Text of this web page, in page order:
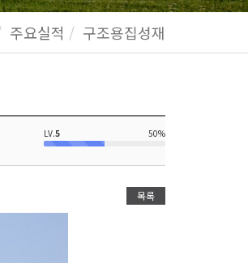
주요실적 구조용집성재
LV.5 50%
목록